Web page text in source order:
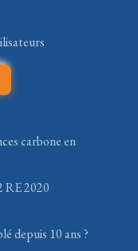
carbone en
RE 2020
depuis 10 ans ?